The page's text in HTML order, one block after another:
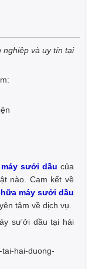
nghiệp và uy tín tại
máy sưởi dầu của
nào. Cam kết về
máy sưởi dầu
tâm về dịch vụ.
sư'ởi dầu tại hải
hai-duong-